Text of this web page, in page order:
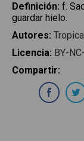
Definición: f.
guardar hielo.
Autores:
Licencia: BY-
Compartir: